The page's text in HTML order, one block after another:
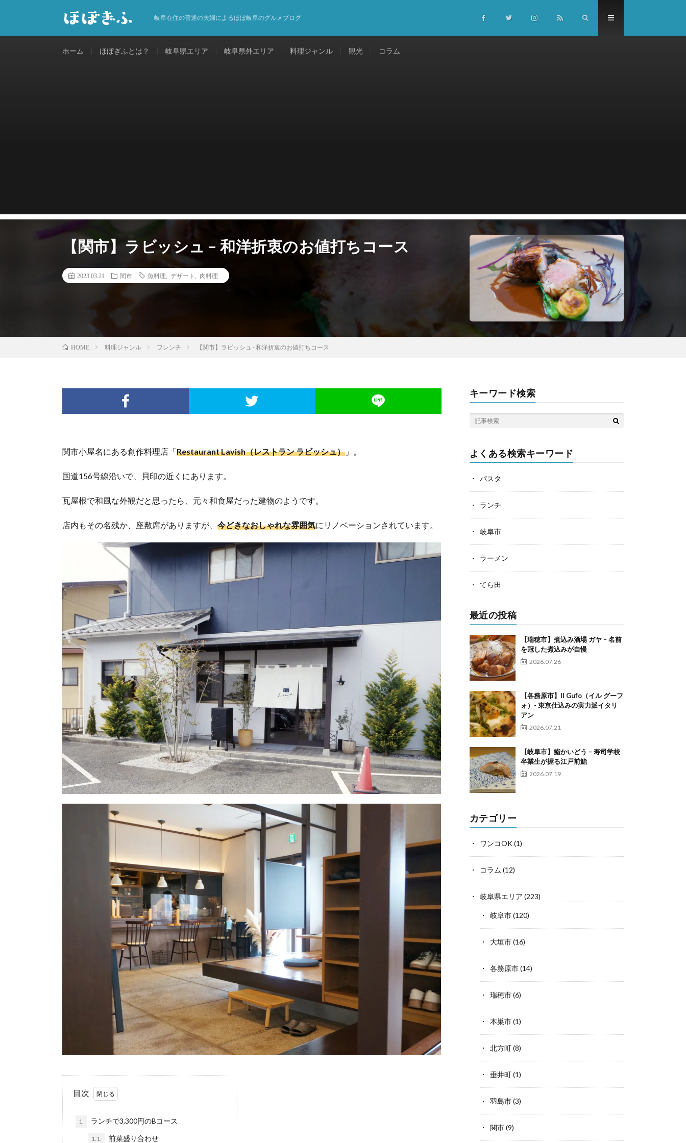
岐阜在住の普通の夫婦によるほぼ岐阜のグルメブログ
ホーム ほぼぎふとは？ 岐阜県エリア 岐阜県外エリア 料理ジャンル 観光 コラム
【関市】ラビッシュ – 和洋折衷のお値打ちコース
2023.03.21 関市 魚料理 デザート 肉料理
HOME 料理ジャンル フレンチ 【関市】ラビッシュ - 和洋折衷のお値打ちコース
関市小屋名にある創作料理店「Restaurant Lavish（レストラン ラビッシュ） 」。
国道156号線沿いで、貝印の近くにあります。
瓦屋根で和風な外観だと思ったら、元々和食屋だった建物のようです。
店内もその名残か、座敷席がありますが、 今どきなおしゃれな雰囲気にリノベーションされています。
目次
1. ランチで3,300円のBコース
1.1. 前菜盛り合わせ
キーワード検索
よくある検索キーワード
パスタ
ランチ
岐阜市
ラーメン
てら田
最近の投稿
【瑞穂市】煮込み酒場 ガヤ – 名前
を冠した煮込みが自慢
2026.07.26
【各務原市】Il Gufo（イル グーフ
ォ）- 東京仕込みの実力派イタリ
アン
2026.07.21
【岐阜市】鮨かいどう – 寿司学校
卒業生が握る江戸前鮨
2026.07.19
カテゴリー
ワンコOK(1)
コラム (12)
岐阜県エリア (223)
岐阜市(120)
大垣市(16)
各務原市(14)
瑞穂市(6)
本巣市(1)
北方町(8)
垂井町(1)
羽島市(3)
関市(9)